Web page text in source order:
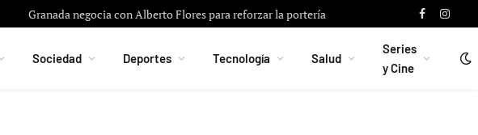
Granada negocia con Alberto Flores para reforzar la portería Facebook
Sociedad Deportes Tecnología Salud
Series
y Cine